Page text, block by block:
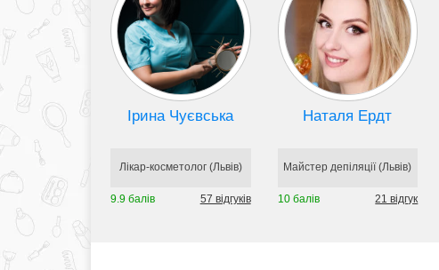
Ірина Чуєвська
Лікар-косметолог (Львів)
9.9 балів 57 відгуків
Наталя Ердт
Майстер депіляції (Львів)
10 балів 21 відгук